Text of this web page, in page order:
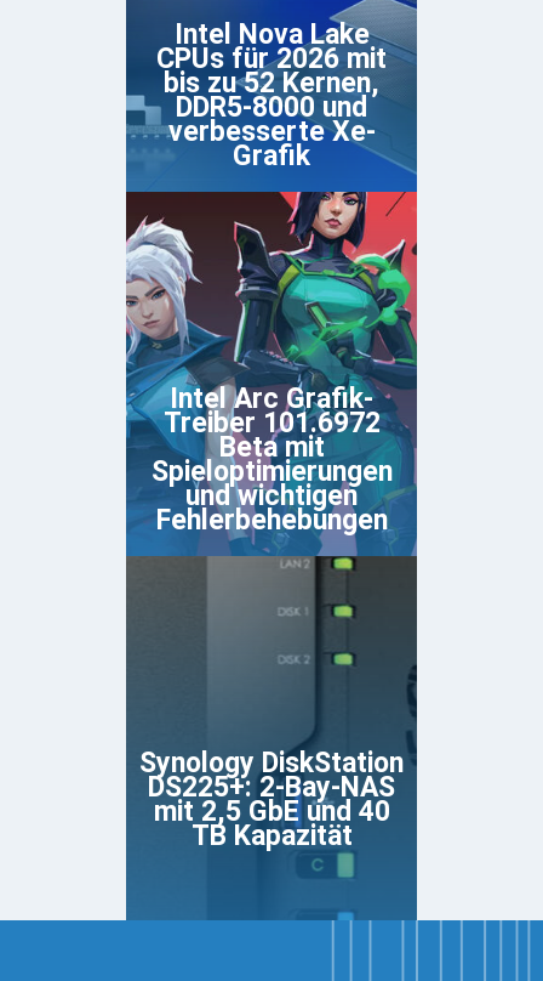
Intel Nova Lake
CPUs für 2026 mit
bis zu 52 Kernen,
DDR5-8000 und
verbesserte Xe-
Grafik
Intel Arc Grafik-
Treiber 101.6972
Beta mit
Spieloptimierungen
und wichtigen
Fehlerbehebungen
Synology DiskStation
DS225+: 2-Bay-NAS
mit 2,5 GbE und 40
TB Kapazität